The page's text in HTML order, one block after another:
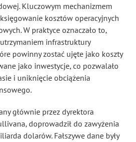
Kluczowym mechanizmem
kosztów operacyjnych
W praktyce oznaczało to,
infrastruktury
powinny zostać ujęte jako koszty
jako inwestycje, co pozwalało
i uniknięcie obciążenia
głównie przez dyrektora
doprowadził do zawyżenia
dolarów. Fałszywe dane były